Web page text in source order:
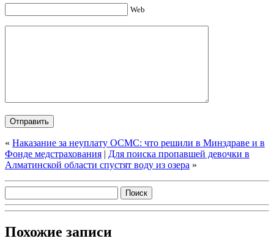
Web
« Наказание за неуплату ОСМС: что решили в Минздраве и в
Фонде медстрахования | Для поиска пропавшей девочки в
Алматинской области спустят воду из озера »
Похожие записи